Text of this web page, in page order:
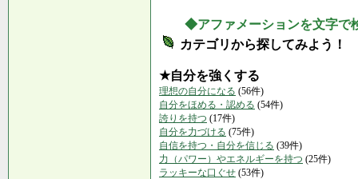
◆アファメーションを文字で
カテゴリから探してみよう！
★自分を強くする
理想の自分になる (56件)
自分をほめる・認める (54件)
誇りを持つ (17件)
自分を力づける (75件)
自信を持つ・自分を信じる (39件)
力（パワー）やエネルギーを持つ (25件)
ラッキーな口ぐせ (53件)